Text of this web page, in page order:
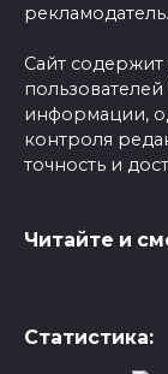
рекламодатель.
Сайт
информации,
контроля
точность и
Читайте и
Статистика: